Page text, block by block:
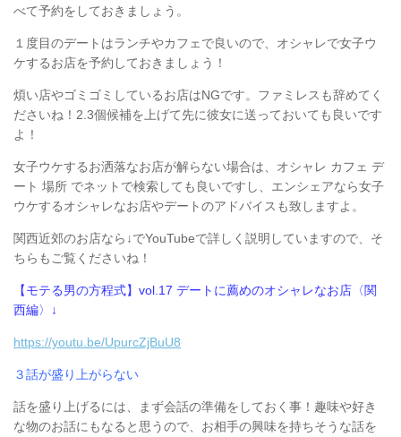
べて予約をしておきましょう。
１度目のデートはランチやカフェで良いので、オシャレで女子ウ
ケするお店を予約しておきましょう！
煩い店やゴミゴミしているお店はNGです。ファミレスも辞めてく
ださいね！2.3個候補を上げて先に彼女に送っておいても良いです
よ！
女子ウケするお洒落なお店が解らない場合は、オシャレ カフェ デ
ート 場所 でネットで検索しても良いですし、エンシェアなら女子
ウケするオシャレなお店やデートのアドバイスも致しますよ。
関西近郊のお店なら↓でYouTubeで詳しく説明していますので、そ
ちらもご覧くださいね！
【モテる男の方程式】vol.17 デートに薦めのオシャレなお店〈関
西編〉↓
https://youtu.be/UpurcZjBuU8
３話が盛り上がらない
話を盛り上げるには、まず会話の準備をしておく事！趣味や好き
な物のお話にもなると思うので、お相手の興味を持ちそうな話を